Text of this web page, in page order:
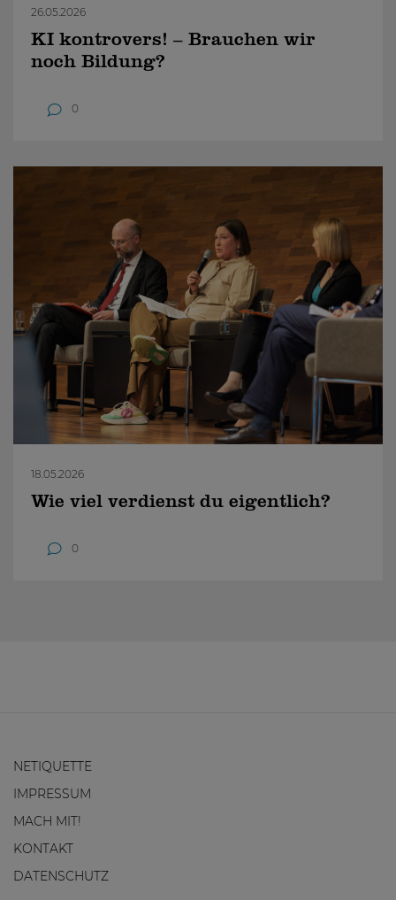
26.05.2026
KI kontrovers! – Brauchen wir
noch Bildung?
0
18.05.2026
Wie viel verdienst du eigentlich?
0
NETIQUETTE
IMPRESSUM
MACH MIT!
KONTAKT
DATENSCHUTZ